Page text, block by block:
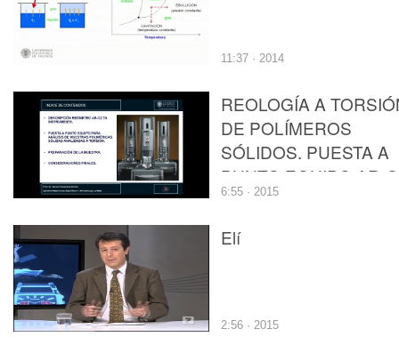
11:37 · 2014
REOLOGÍA A
DE POLÍMEROS
SÓLIDOS. PUESTA A
PUNTO EQUIPO AR-
6:55 · 2015
Elí
2:56 · 2015